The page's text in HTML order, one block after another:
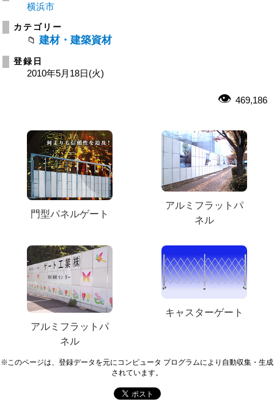
横浜市
カテゴリー
建材・建築資材
登録日
2010年5月18日(火)
469,186
門型パネルゲート
アルミフラットパ
ネル
アルミフラットパ
ネル
キャスターゲート
※このページは、登録データを元にコンピュータ プログラムにより自動収集・生成
されています。